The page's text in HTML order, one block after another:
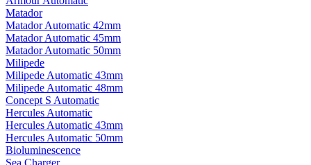
Matador
Matador Automatic 42mm
Matador Automatic 45mm
Matador Automatic 50mm
Milipede
Milipede Automatic 43mm
Milipede Automatic 48mm
Concept S Automatic
Hercules Automatic
Hercules Automatic 43mm
Hercules Automatic 50mm
Bioluminescence
Sea Charger